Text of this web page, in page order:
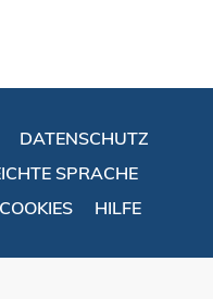
DATENSCHUTZ
SPRACHE
COOKIES HILFE